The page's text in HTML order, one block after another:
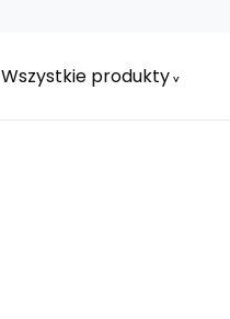
Wszystkie produkty